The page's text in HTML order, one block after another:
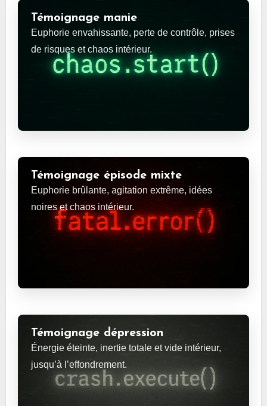
Témoignage manie
Euphorie envahissante, perte de contrôle, prises
de risques et chaos intérieur.
Témoignage épisode mixte
Euphorie brûlante, agitation extrême, idées
noires et chaos intérieur.
Témoignage dépression
Énergie éteinte, inertie totale et vide intérieur,
jusqu’à l’effondrement.